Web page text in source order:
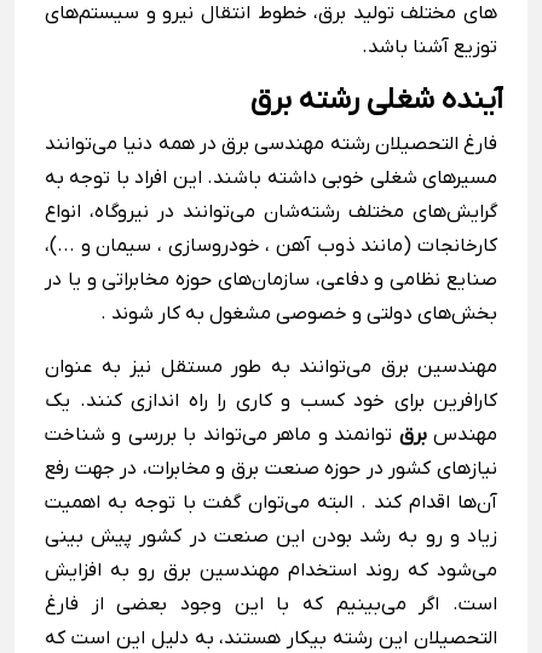
های مختلف تولید برق، خطوط انتقال نیرو و سیستم‌های
توزیع آشنا باشد.
آینده شغلی رشته برق
فارغ التحصیلان رشته مهندسی برق در همه دنیا می‌توانند
مسیرهای شغلی خوبی داشته باشند. این افراد با توجه به
گرایش‌های مختلف رشته‌شان می‌توانند در نیروگاه، انواع
کارخانجات (مانند ذوب آهن ، خودروسازی ، سیمان و ...)،
صنایع نظامی و دفاعی، سازمان‌های حوزه مخابراتی و یا در
بخش‌های دولتی و خصوصی مشغول به کار شوند .
مهندسین برق می‌توانند به طور مستقل نیز به عنوان
کارافرین برای خود کسب و کاری را راه اندازی کنند. یک
مهندسبرق توانمند و ماهر می‌تواند با بررسی و شناخت
نیازهای کشور در حوزه صنعت برق و مخابرات، در جهت رفع
آن‌ها اقدام کند . البته می‌توان گفت با توجه به اهمیت
زیاد و رو به رشد بودن این صنعت در کشور پیش بینی
می‌شود که روند استخدام مهندسین برق رو به افزایش
است. اگر می‌بینیم که با این وجود بعضی از فارغ
التحصیلان این رشته بیکار هستند، به دلیل این است که